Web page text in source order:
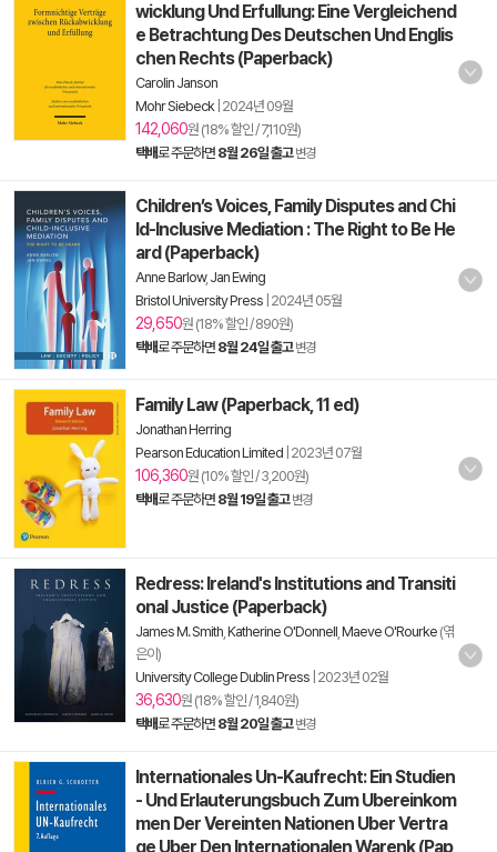
wicklung Und Erfullung: Eine Vergleichend
e Betrachtung Des Deutschen Und Englis
chen Rechts (Paperback)
Carolin Janson
Mohr Siebeck| 2024년 09월
142,060원 (18% 할인 / 7,110원)
택배로 주문하면 8월 26일 출고 변경
Children’s Voices, Family Disputes and Chi
ld-Inclusive Mediation : The Right to Be He
ard (Paperback)
Anne Barlow, Jan Ewing
Bristol University Press 2024년 05월
29,650원 (18% 할인 / 890원)
택배로 주문하면 8월 24일 출고 변경
Family Law (Paperback, 11 ed)
Jonathan Herring
Pearson Education Limited 2023년 07월
106,360원 (10% 할인 / 3,200원)
택배로 주문하면 8월 19일 출고 변경
Redress: Ireland's Institutions and Transiti
onal Justice (Paperback)
James M. Smith Katherine O'Donnell Maeve O'Rourke (엮
은이)
University College Dublin Press 2023년 02월
36,630원 (18% 할인 / 1,840원)
택배로 주문하면 8월 20일 출고 변경
Internationales Un-Kaufrecht: Ein Studien
- Und Erlauterungsbuch Zum Ubereinkom
men Der Vereinten Nationen Uber Vertra
ge Uber Den Internationalen Warenk (Pap